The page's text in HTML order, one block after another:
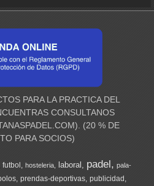
PARA LA PRACTICA DEL
CONSULTANOS
). (20 % DE
PARA SOCIOS)
futbol hosteleria laboral padel
pala-
prendas-deportivas publicidad